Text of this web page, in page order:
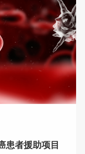
患者援助项目